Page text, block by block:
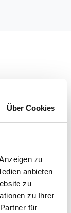
Über Cookies
zu
anbieten
zu
zu Ihrer
für